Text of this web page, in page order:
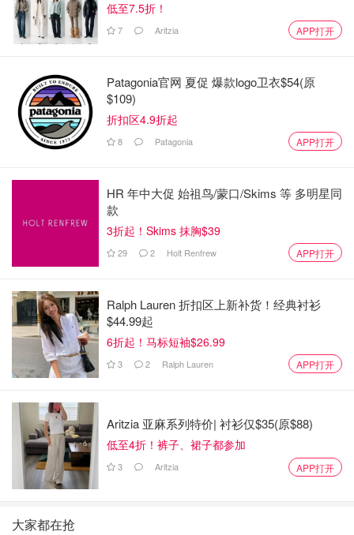
低至7.5折！
7 Aritzia APP打开
Patagonia官网 夏促 爆款logo卫衣$54(原
$109)
折扣区4.9折起
8 Patagonia APP打开
HR 年中大促 始祖鸟/蒙口/Skims 等 多明星同
款
3折起！Skims 抹胸$39
29 2 Holt Renfrew APP打开
Ralph Lauren 折扣区上新补货！经典衬衫
$44.99起
6折起！马标短袖$26.99
3 2 Ralph Lauren APP打开
Aritzia 亚麻系列特价| 衬衫仅$35(原$88)
低至4折！裤子、裙子都参加
3 Aritzia APP打开
大家都在抢